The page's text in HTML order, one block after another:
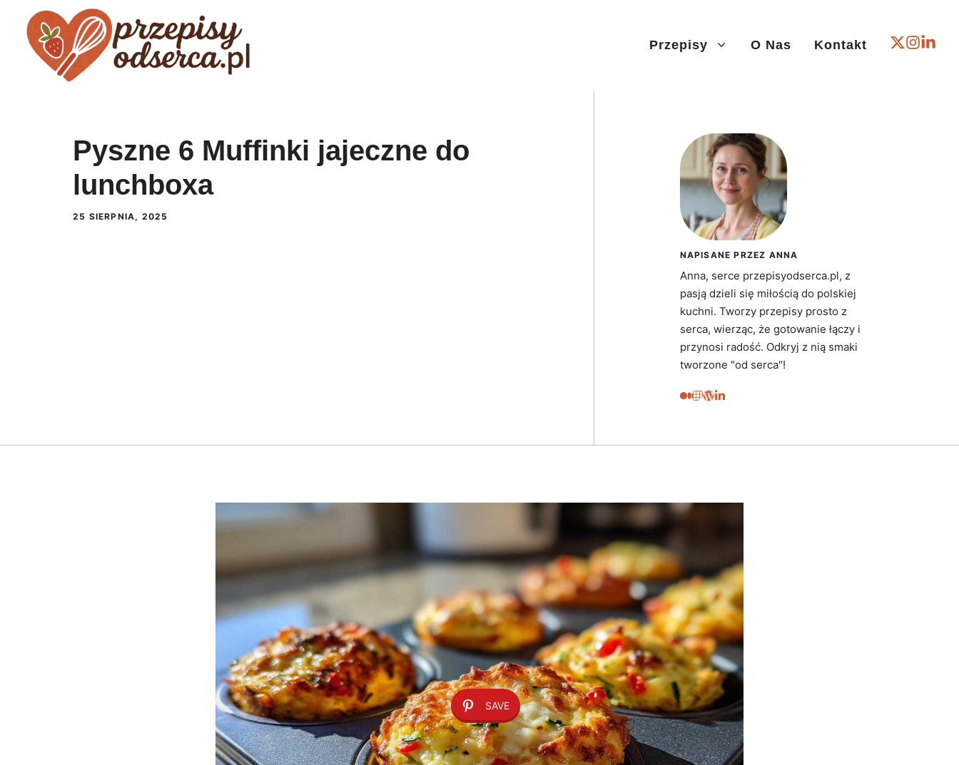
Przejdź
Przepisy O Nas Kontakt
Pyszne 6 Muffinki jajeczne do
lunchboxa
25 SIERPNIA, 2025
NAPISANE PRZEZ ANNA
Anna, serce przepisyodserca.pl, z
pasją dzieli się miłością do polskiej
kuchni. Tworzy przepisy prosto z
serca, wierząc, że gotowanie łączy i
przynosi radość. Odkryj z nią smaki
tworzone "od serca"!
SAVE